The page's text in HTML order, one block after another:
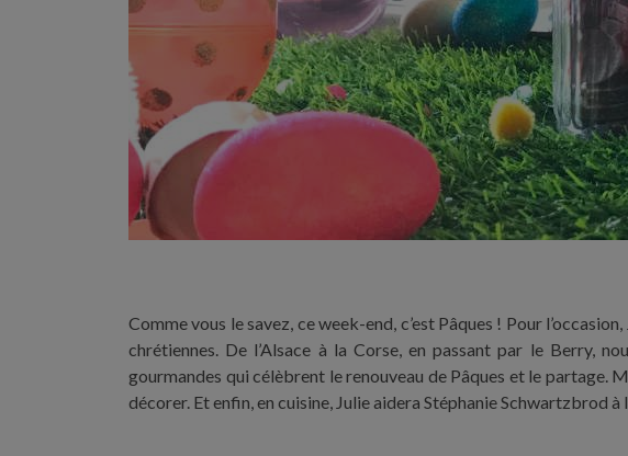
Comme vous le savez, ce week-end, c’est Pâques ! Pour
chrétiennes. De l’Alsace à la Corse, en passant par le Berry,
gourmandes qui célèbrent le renouveau de Pâques et le partage.
décorer. Et enfin, en cuisine, Julie aidera Stéphanie Schwartzbrod